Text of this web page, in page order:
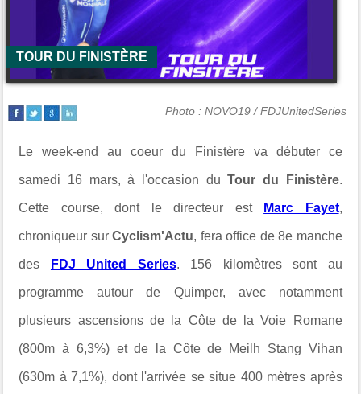
TOUR DU FINISTÈRE
Photo : NOVO19 / FDJUnitedSeries
Le week-end au coeur du Finistère va débuter ce
samedi 16 mars, à l'occasion duTour du Finistère.
Cette course, dont le directeur est Marc Fayet,
chroniqueur surCyclism'Actu, fera office de 8e manche
des FDJ United Series. 156 kilomètres sont au
programme autour de Quimper, avec notamment
plusieurs ascensions de la Côte de la Voie Romane
(800m à 6,3%) et de la Côte de Meilh Stang Vihan
(630m à 7,1%), dont l'arrivée se situe 400 mètres après